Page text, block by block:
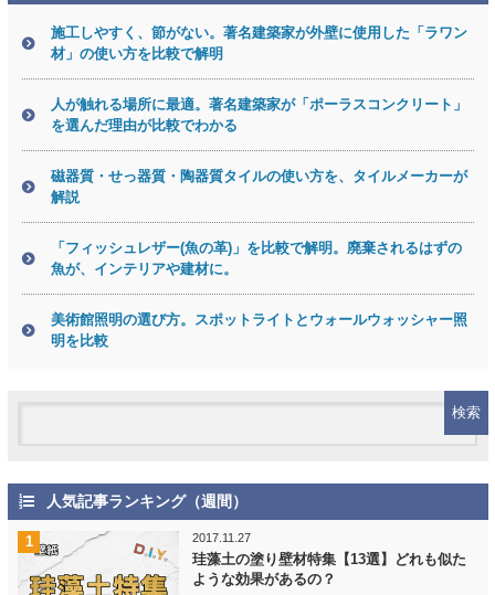
施工しやすく、節がない。著名建築家が外壁に使用した「ラワン
材」の使い方を比較で解明
人が触れる場所に最適。著名建築家が「ポーラスコンクリート」
を選んだ理由が比較でわかる
磁器質・せっ器質・陶器質タイルの使い方を、タイルメーカーが
解説
「フィッシュレザー(魚の革)」を比較で解明。廃棄されるはずの
魚が、インテリアや建材に。
美術館照明の選び方。スポットライトとウォールウォッシャー照
明を比較
人気記事ランキング（週間）
2017.11.27
珪藻土の塗り壁材特集【13選】どれも似た
ような効果があるの？